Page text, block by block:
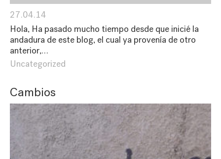
27.04.14
Hola, Ha pasado mucho tiempo desde que inicié la
andadura de este blog, el cual ya provenía de otro
anterior,…
Uncategorized
Cambios